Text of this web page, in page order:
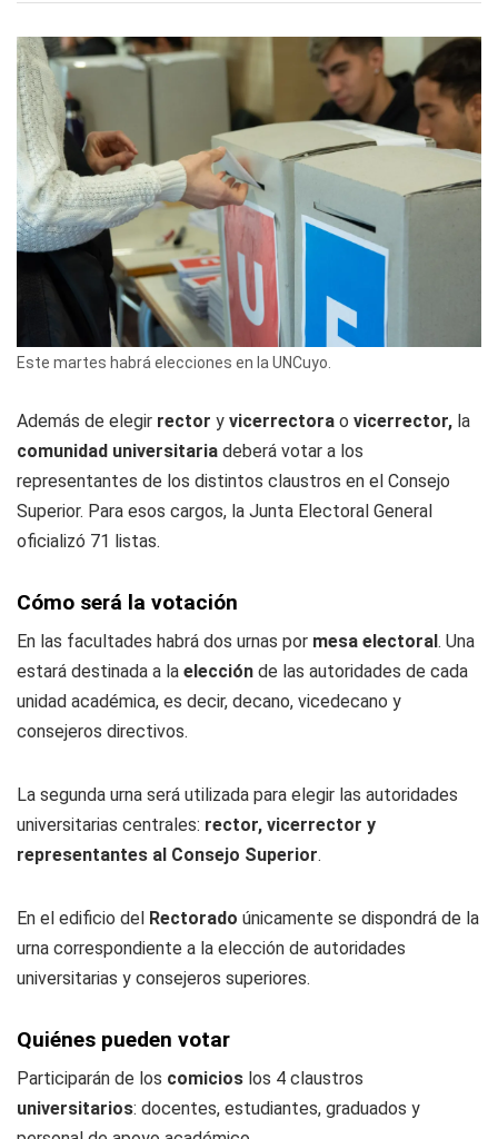
Este martes habrá elecciones en la UNCuyo.
Además de elegir rector y vicerrectora o vicerrector, la
comunidad universitaria deberá votar a los
representantes de los distintos claustros en el Consejo
Superior. Para esos cargos, la Junta Electoral General
oficializó 71 listas.
Cómo será la votación
En las facultades habrá dos urnas por mesa electoral. Una
estará destinada a la elección de las autoridades de cada
unidad académica, es decir, decano, vicedecano y
consejeros directivos.
La segunda urna será utilizada para elegir las autoridades
universitarias centrales: rector, vicerrector y
representantes al Consejo Superior.
En el edificio del Rectorado únicamente se dispondrá de la
urna correspondiente a la elección de autoridades
universitarias y consejeros superiores.
Quiénes pueden votar
Participarán de los comicios los 4 claustros
universitarios: docentes, estudiantes, graduados y